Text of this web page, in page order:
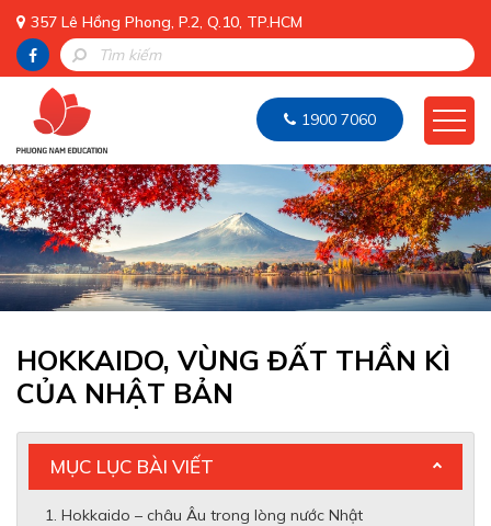
357 Lê Hồng Phong, P.2, Q.10, TP.HCM
1900 7060
HOKKAIDO, VÙNG ĐẤT THẦN KÌ
CỦA NHẬT BẢN
MỤC LỤC BÀI VIẾT
Hokkaido – châu Âu trong lòng nước Nhật